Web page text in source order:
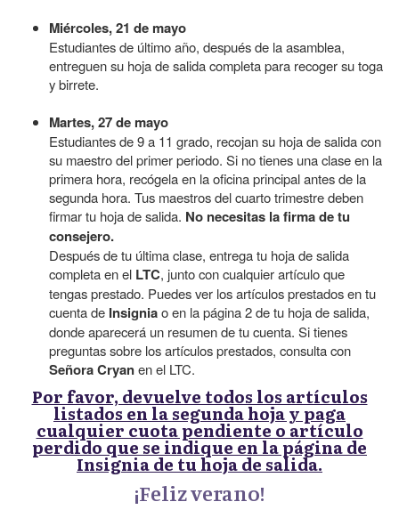
Miércoles, 21 de mayo
Estudiantes de último año, después de la asamblea,
entreguen su hoja de salida completa para recoger su toga
y birrete.
Martes, 27 de mayo
Estudiantes de 9 a 11 grado, recojan su hoja de salida con
su maestro del primer periodo. Si no tienes una clase en la
primera hora, recógela en la oficina principal antes de la
segunda hora. Tus maestros del cuarto trimestre deben
firmar tu hoja de salida. No necesitas la firma de tu
consejero.
Después de tu última clase, entrega tu hoja de salida
completa en el LTC, junto con cualquier artículo que
tengas prestado. Puedes ver los artículos prestados en tu
cuenta de Insigniao en la página 2 de tu hoja de salida,
donde aparecerá un resumen de tu cuenta. Si tienes
preguntas sobre los artículos prestados, consulta con
Señora Cryanen el LTC.
Por favor, devuelve todos los artículos
listados en la segunda hoja y paga
cualquier cuota pendiente o artículo
perdido que se indique en la página de
Insignia de tu hoja de salida.
¡Feliz verano!